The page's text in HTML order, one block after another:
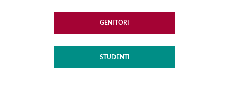
GENITORI
STUDENTI